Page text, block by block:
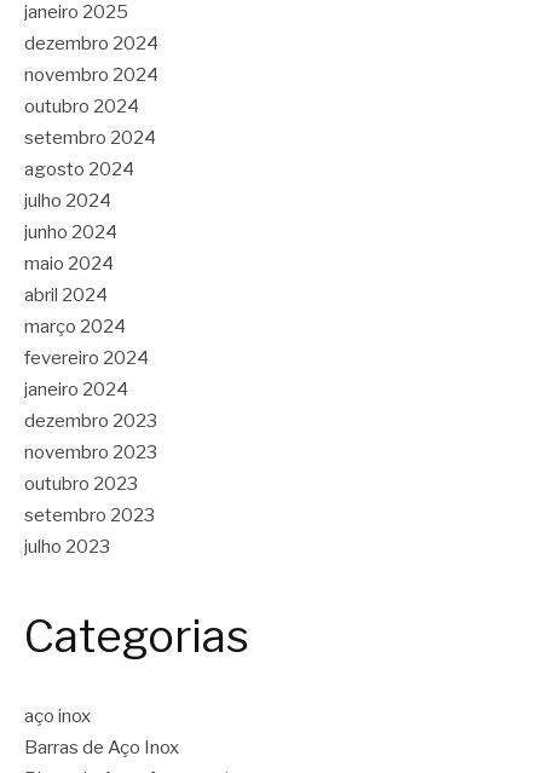
janeiro 2025
dezembro 2024
novembro 2024
outubro 2024
setembro 2024
agosto 2024
julho 2024
junho 2024
maio 2024
abril 2024
março 2024
fevereiro 2024
janeiro 2024
dezembro 2023
novembro 2023
outubro 2023
setembro 2023
julho 2023
Categorias
aço inox
Barras de Aço Inox